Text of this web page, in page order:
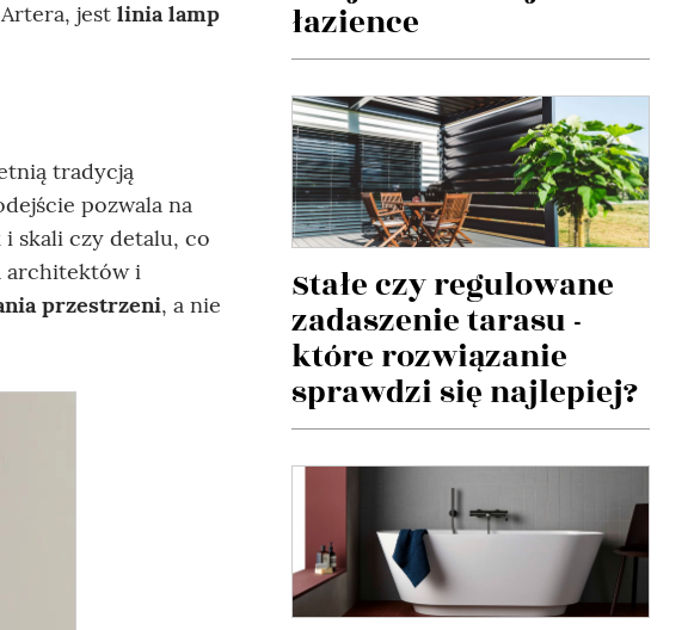
jest linia lamp
tradycją
pozwala na
skali czy detalu, co
architektów i
przestrzeni, a nie
łazience
Stałe czy regulowane
zadaszenie tarasu -
które rozwiązanie
sprawdzi się najlepiej?